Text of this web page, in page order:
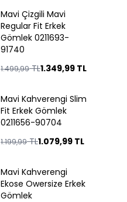
Yeni
%10
Mavi Çizgili Mavi
Regular Fit Erkek
Gömlek 0211693-
91740
1.499,99TL1.349,99 TL
Yeni
%10
Mavi Kahverengi Slim
Fit Erkek Gömlek
0211656-90704
1.199,99TL1.079,99 TL
%30
Mavi Kahverengi
Ekose Owersize Erkek
Gömlek